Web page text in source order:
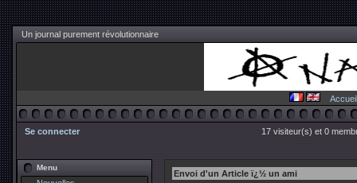
Un journal purement révolutionnaire
Accueil
Se connecter 17 visiteur(s) et 0
Menu
Envoi d'un Article ï¿½ un ami